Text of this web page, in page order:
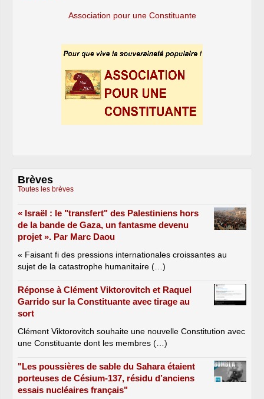
Association pour une Constituante
Brèves
Toutes les brèves
« Israël : le "transfert" des Palestiniens hors
de la bande de Gaza, un fantasme devenu
projet ». Par Marc Daou
« Faisant fi des pressions internationales croissantes au
sujet de la catastrophe humanitaire (…)
Réponse à Clément Viktorovitch et Raquel
Garrido sur la Constituante avec tirage au
sort
Clément Viktorovitch souhaite une nouvelle Constitution avec
une Constituante dont les membres (…)
"Les poussières de sable du Sahara étaient
porteuses de Césium-137, résidu d’anciens
essais nucléaires français"